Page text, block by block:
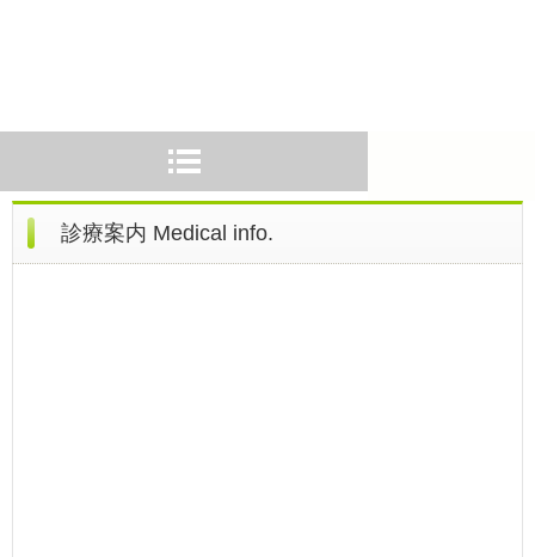
診療案内 Medical info.